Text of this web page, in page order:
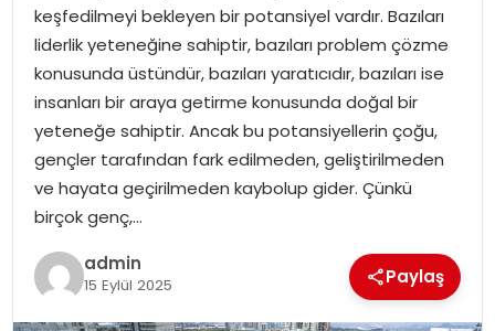
keşfedilmeyi bekleyen bir potansiyel vardır. Bazıları
liderlik yeteneğine sahiptir, bazıları problem çözme
konusunda üstündür, bazıları yaratıcıdır, bazıları ise
insanları bir araya getirme konusunda doğal bir
yeteneğe sahiptir. Ancak bu potansiyellerin çoğu,
gençler tarafından fark edilmeden, geliştirilmeden
ve hayata geçirilmeden kaybolup gider. Çünkü
birçok genç,…
admin
15 Eylül 2025 Paylaş